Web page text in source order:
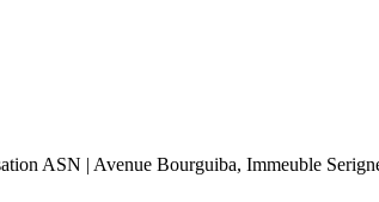
ASN | Avenue Bourguiba, Immeuble